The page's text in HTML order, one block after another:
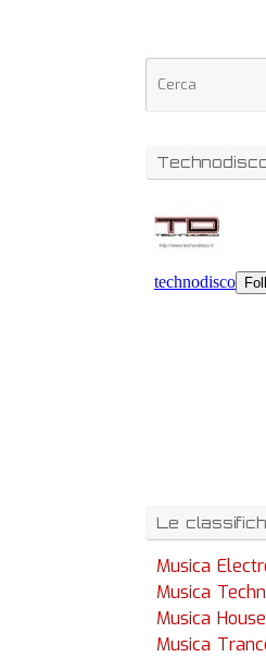
Le
Musica
Musica
Musica House
Musica